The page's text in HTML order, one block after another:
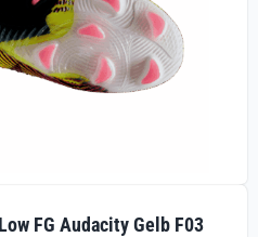
FG Audacity Gelb F03